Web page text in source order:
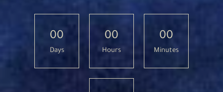
00
Days
00
Hours
00
Minutes